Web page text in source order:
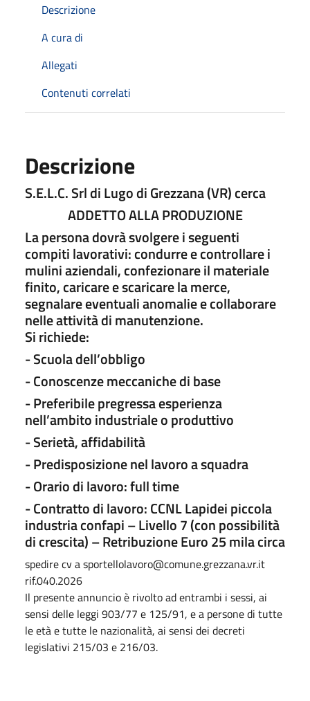
Descrizione
A cura di
Allegati
Contenuti correlati
Descrizione
S.E.L.C. Srl di Lugo di Grezzana (VR) cerca
ADDETTO ALLA PRODUZIONE
La persona dovrà svolgere i seguenti
compiti lavorativi: condurre e controllare i
mulini aziendali, confezionare il materiale
finito, caricare e scaricare la merce,
segnalare eventuali anomalie e collaborare
nelle attività di manutenzione.
Si richiede:
- Scuola dell’obbligo
- Conoscenze meccaniche di base
- Preferibile pregressa esperienza
nell’ambito industriale o produttivo
- Serietà, affidabilità
- Predisposizione nel lavoro a squadra
- Orario di lavoro: full time
- Contratto di lavoro: CCNL Lapidei piccola
industria confapi – Livello 7 (con possibilità
di crescita) – Retribuzione Euro 25 mila circa
spedire cv a sportellolavoro@comune.grezzana.vr.it
rif.040.2026
Il presente annuncio è rivolto ad entrambi i sessi, ai
sensi delle leggi 903/77 e 125/91, e a persone di tutte
le età e tutte le nazionalità, ai sensi dei decreti
legislativi 215/03 e 216/03.